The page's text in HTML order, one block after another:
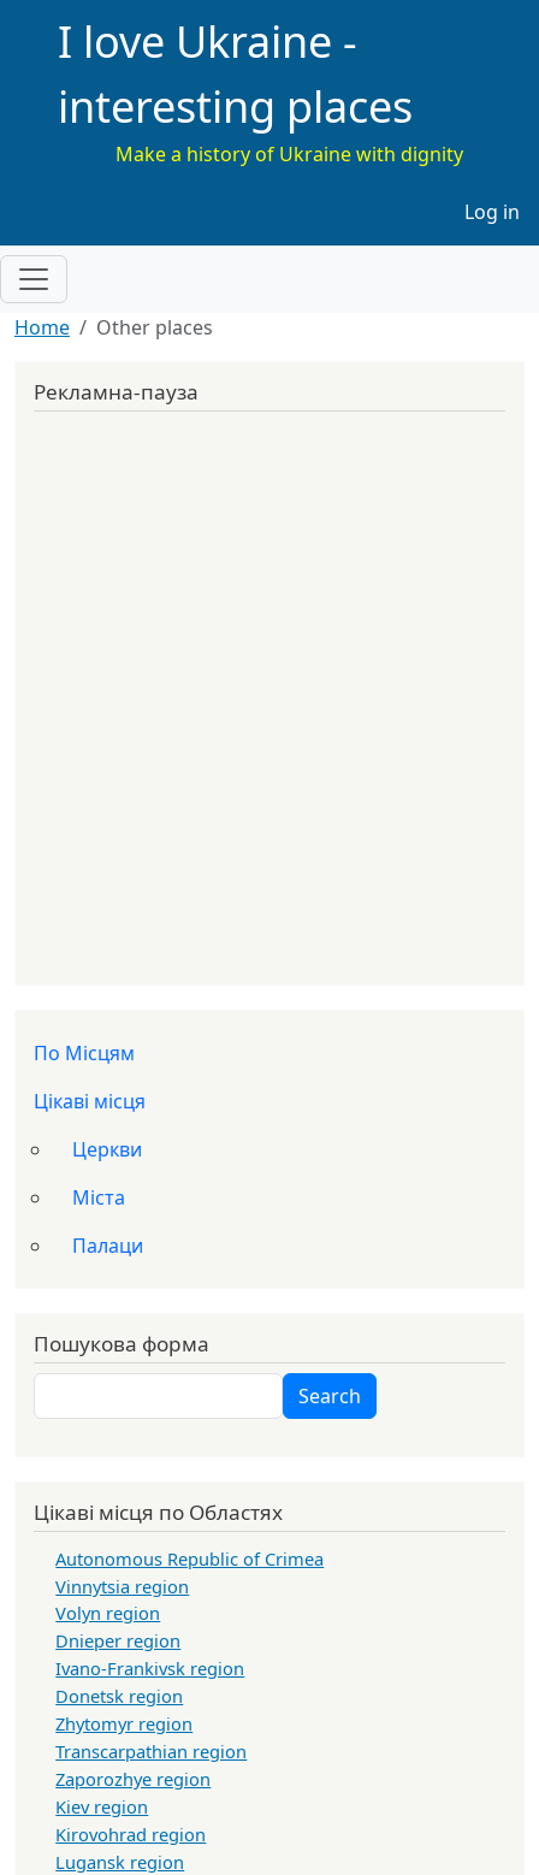
I love Ukraine -
interesting places
Make a history of Ukraine with dignity
Log in
Home Other places
Рекламна-пауза
По Місцям
Цікаві місця
Церкви
Міста
Палаци
Пошукова форма
Search Search
Цікаві місця по Областях
Autonomous Republic of Crimea
Vinnytsia region
Volyn region
Dnieper region
Ivano-Frankivsk region
Donetsk region
Zhytomyr region
Transcarpathian region
Zaporozhye region
Kiev region
Kirovohrad region
Lugansk region